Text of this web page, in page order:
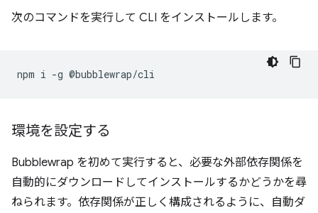
次のコマンドを実行して CLI をインストールします。
npm i -g
環境を設定する
Bubblewrap を初めて実行すると、必要な外部依存関係を
自動的にダウンロードしてインストールするかどうかを尋
ねられます。依存関係が正しく構成されるように、自動ダ